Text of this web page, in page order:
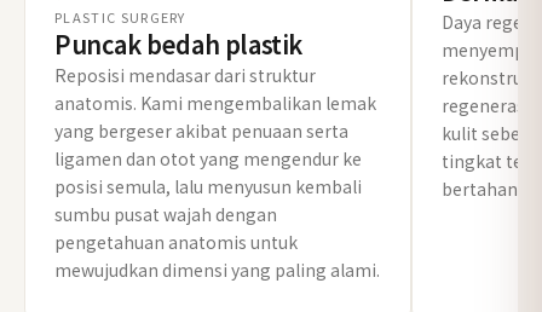
PLASTIC SURGERY
Puncak bedah plastik
Reposisi mendasar dari struktur
anatomis. Kami mengembalikan lemak
yang bergeser akibat penuaan serta
ligamen dan otot yang mengendur ke
posisi semula, lalu menyusun kembali
sumbu pusat wajah dengan
pengetahuan anatomis untuk
mewujudkan dimensi yang paling alami.
Daya
kulit
tingkat
bertahan